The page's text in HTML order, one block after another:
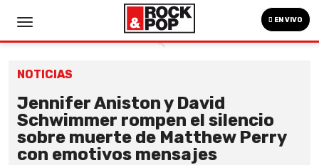
EN VIVO
NOTICIAS
Jennifer Aniston y David
Schwimmer rompen el silencio
sobre muerte de Matthew Perry
con emotivos mensajes